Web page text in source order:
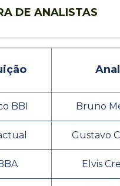
DE ANALISTAS
BBI Bruno
Gustavo
Elvis